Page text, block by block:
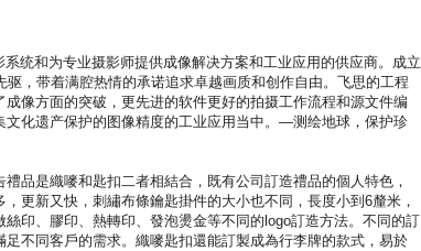
统和为专业摄影师提供成像解决方案和工业应用的供应商。成立
，带着满腔热情的承诺追求卓越画质和创作自由。飞思的工程
像方面的突破，更先进的软件更好的拍摄工作流程和源文件编
化遗产保护的图像精度的工业应用当中。—测绘地球，保护珍
品是織嘜和匙扣二者相結合，既有公司訂造禮品的個人特色，
更新又快，刺繡布條鑰匙掛件的大小也不同，長度小到6釐米，
印、膠印、熱轉印、發泡燙金等不同的logo訂造方法。不同的訂
不同客戶的需求。織嘜匙扣還能訂製成為行李牌的款式，易於